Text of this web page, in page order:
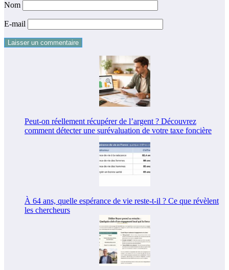
Nom
E-mail
Peut-on réellement récupérer de l’argent ? Découvrez
comment détecter une surévaluation de votre taxe foncière
À 64 ans, quelle espérance de vie reste-t-il ? Ce que révèlent
les chercheurs